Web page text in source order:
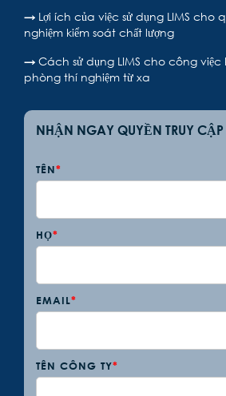
→ Lợi ích của việc sử dụng LIMS cho
nghiệm kiểm soát chất lượng
→ Cách sử dụng LIMS cho công việc
phòng thí nghiệm từ xa
NHẬN NGAY QUYỀN TRUY CẬP
TÊN*
HỌ*
EMAIL*
TÊN CÔNG TY*